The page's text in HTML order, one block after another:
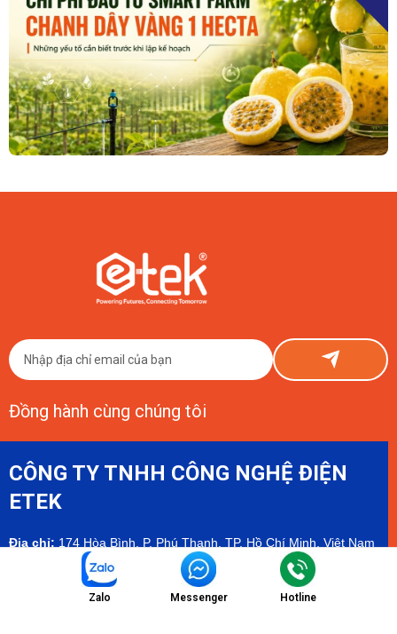
Đầu tư Smart Farm chanh dây vàng 1 hecta tốn khoảng 150–800 triệu
đồng phần công nghệ, cộng thêm chi phí nông nghiệp cơ bản. ETEK chia
sẻ thật, có số liệu cụ thể.
CÔNG TY TNHH CÔNG NGHỆ ĐIỆN
ETEK
Địa chỉ: 174 Hòa Bình, P. Phú Thạnh, TP. Hồ Chí Minh, Việt Nam
Toà nhà SBI, Đường số 03, Lô 6B, Khu Công Viên
Phần Mềm Quang Trung - QTSC
Đồng hành cùng chúng tôi
Zalo Messenger Hotline